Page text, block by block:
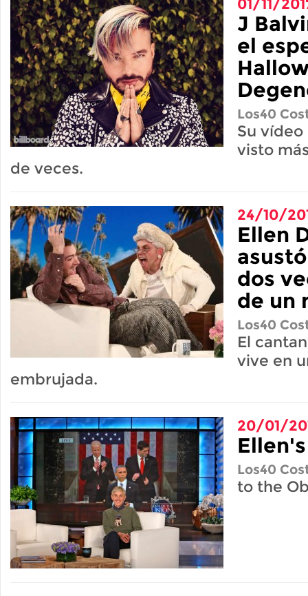
01/11/
J
el
Los40
Su
visto
de veces.
24/10/
Ellen
dos
de un
Los40
El
vive en
embrujada.
20/01/
Los40
to the